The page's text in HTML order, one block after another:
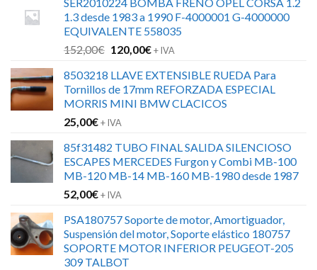
1.3 desde 1983 a 1990 F-4000001 G-4000000
EQUIVALENTE 558035
152,00€ El
original
era:
152,00€.
120,00€El
actual
es:
120,00€.
+ IVA
8503218 LLAVE EXTENSIBLE RUEDA Para
Tornillos de 17mm REFORZADA ESPECIAL
MORRIS MINI BMW CLACICOS
25,00€+ IVA
85f31482 TUBO FINAL SALIDA SILENCIOSO
ESCAPES MERCEDES Furgon y Combi MB-100
MB-120 MB-14 MB-160 MB-1980 desde 1987
52,00€+ IVA
PSA180757 Soporte de motor, Amortiguador,
Suspensión del motor, Soporte elástico 180757
SOPORTE MOTOR INFERIOR PEUGEOT-205
309 TALBOT